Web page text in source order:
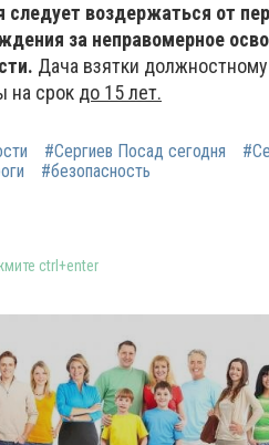
воздержаться от
за неправомерное
Дача взятки
на срок до 15 лет.
#Сергиев Посад сегодня
#безопасность
ctrl+enter